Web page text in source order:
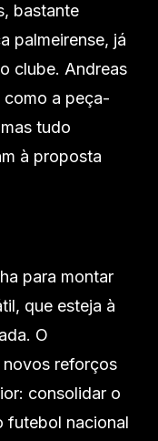
bastante
palmeirense, já
clube. Andreas
como a peça-
tudo
à proposta
para montar
que esteja à
O
reforços
consolidar o
futebol nacional